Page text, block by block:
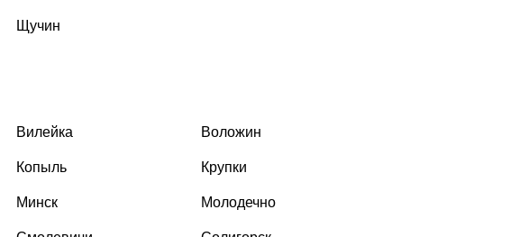
Щучин
Вилейка Воложин
Копыль Крупки
Минск Молодечно